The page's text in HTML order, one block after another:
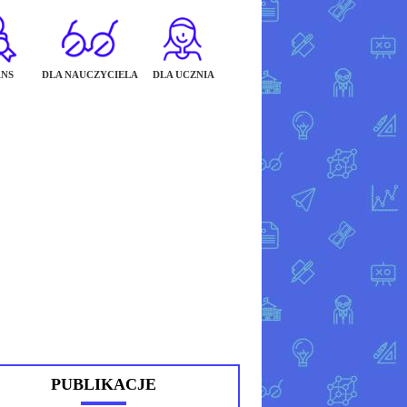
DLA NAUCZYCIELA DLA UCZNIA
PUBLIKACJE